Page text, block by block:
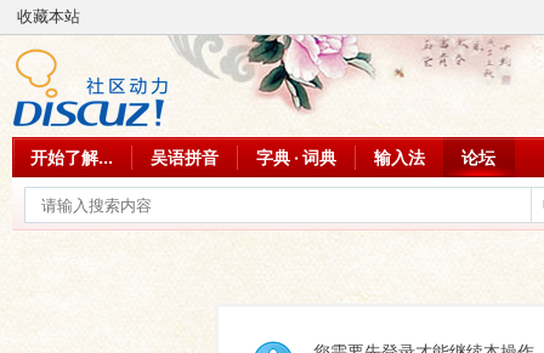
收藏本站
开始了解... 吴语拼音 字典 · 词典 输入法 论坛